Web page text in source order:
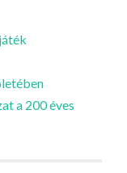
a 200 éves